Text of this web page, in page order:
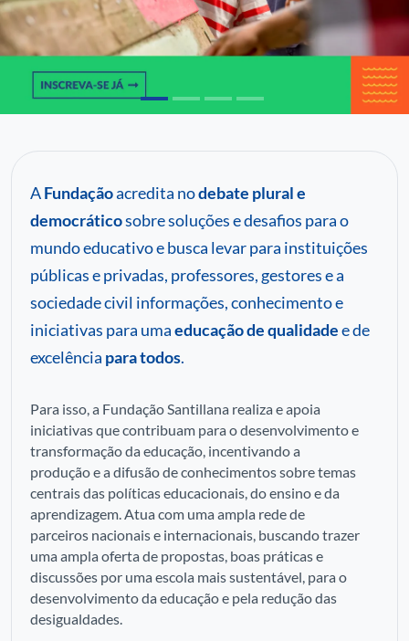
AFundaçãoacredita nodebate plural e
democráticosobre soluções e desafios para o
mundo educativo e busca levar para instituições
públicas e privadas, professores, gestores e a
sociedade civil informações, conhecimento e
iniciativas para umaeducação de qualidadee de
excelência para todos.
Para isso, a Fundação Santillana realiza e apoia
iniciativas que contribuam para o desenvolvimento e
transformação da educação, incentivando a
produção e a difusão de conhecimentos sobre temas
centrais das políticas educacionais, do ensino e da
aprendizagem. Atua com uma ampla rede de
parceiros nacionais e internacionais, buscando trazer
uma ampla oferta de propostas, boas práticas e
discussões por uma escola mais sustentável, para o
desenvolvimento da educação e pela redução das
desigualdades.